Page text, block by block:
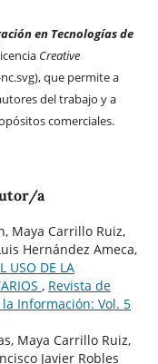
en Tecnologías de
Creative
), que permite a
del trabajo y a
comerciales.
a
Maya Carrillo Ruiz,
Hernández Ameca,
USO DE LA
, Revista de
Información: Vol. 5
Maya Carrillo Ruiz,
Javier Robles